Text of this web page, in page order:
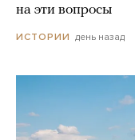
на эти вопросы
ИСТОРИИ день назад